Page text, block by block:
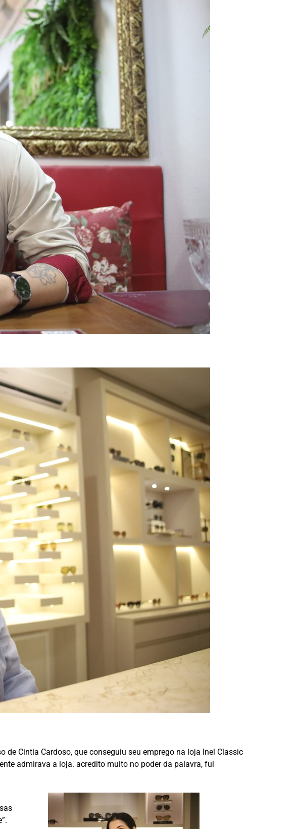
Cintia Cardoso, que conseguiu seu emprego na loja Inel Classic
admirava a loja. acredito muito no poder da palavra, fui